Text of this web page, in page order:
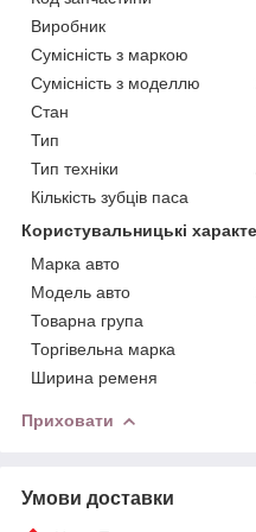
Виробник
Сумісність з маркою
Сумісність з моделлю
Стан
Тип
Тип техніки
Кількість зубців паса
Користувальницькі
Марка авто
Модель авто
Товарна група
Торгівельна марка
Ширина ременя
Приховати
Умови доставки